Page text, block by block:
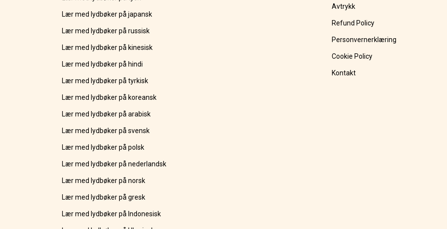
Lær med lydbøker på japansk
Lær med lydbøker på russisk
Lær med lydbøker på kinesisk
Lær med lydbøker på hindi
Lær med lydbøker på tyrkisk
Lær med lydbøker på koreansk
Lær med lydbøker på arabisk
Lær med lydbøker på svensk
Lær med lydbøker på polsk
Lær med lydbøker på nederlandsk
Lær med lydbøker på norsk
Lær med lydbøker på gresk
Lær med lydbøker på Indonesisk
Avtrykk
Refund Policy
Personvernerklæring
Cookie Policy
Kontakt